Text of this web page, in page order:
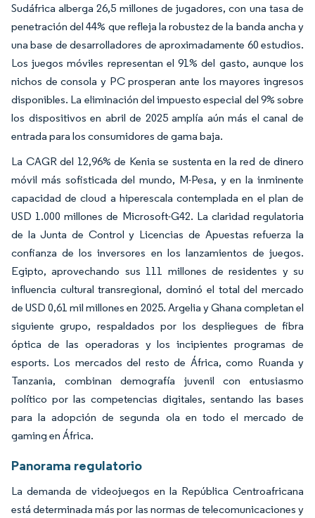
Sudáfrica alberga 26,5 millones de jugadores, con una tasa de
penetración del 44% que refleja la robustez de la banda ancha y
una base de desarrolladores de aproximadamente 60 estudios.
Los juegos móviles representan el 91% del gasto, aunque los
nichos de consola y PC prosperan ante los mayores ingresos
disponibles. La eliminación del impuesto especial del 9% sobre
los dispositivos en abril de 2025 amplía aún más el canal de
entrada para los consumidores de gama baja.
La CAGR del 12,96% de Kenia se sustenta en la red de dinero
móvil más sofisticada del mundo, M-Pesa, y en la inminente
capacidad de cloud a hiperescala contemplada en el plan de
USD 1.000 millones de Microsoft-G42. La claridad regulatoria
de la Junta de Control y Licencias de Apuestas refuerza la
confianza de los inversores en los lanzamientos de juegos.
Egipto, aprovechando sus 111 millones de residentes y su
influencia cultural transregional, dominó el total del mercado
de USD 0,61 mil millones en 2025. Argelia y Ghana completan el
siguiente grupo, respaldados por los despliegues de fibra
óptica de las operadoras y los incipientes programas de
esports. Los mercados del resto de África, como Ruanda y
Tanzania, combinan demografía juvenil con entusiasmo
político por las competencias digitales, sentando las bases
para la adopción de segunda ola en todo el mercado de
gaming en África.
Panorama regulatorio
La demanda de videojuegos en la República Centroafricana
está determinada más por las normas de telecomunicaciones y